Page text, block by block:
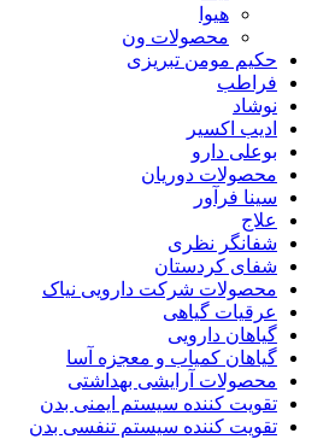
هیوا
محصولات ون
حکیم مومن تبریزی
فراطب
نوشاد
ادیب اکسیر
بوعلی دارو
محصولات دوریان
سینا فرآور
علاج
شفانگر نظری
شفای کردستان
محصولات شرکت دارویی نیاک
عرقیات گیاهی
گیاهان دارویی
گیاهان کمیاب و معجزه آسا
محصولات آرایشی بهداشتی
تقویت کننده سیستم ایمنی بدن
تقویت کننده سیستم تنفسی بدن